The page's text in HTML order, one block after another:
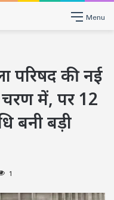
Menu
परिषद की नई
में, पर 12
बनी बड़ी
1